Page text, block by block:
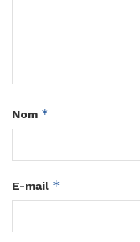
Nom *
E-mail *